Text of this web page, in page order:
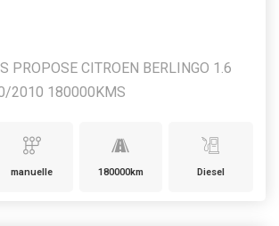
PROPOSE CITROEN BERLINGO 1.6
2010 180000KMS
manuelle 180000km Diesel